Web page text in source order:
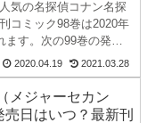
気の名探偵コナン名探
コミック98巻は2020年
す。次の99巻の発売
たいと思います。名探
開はいつ頃？休載はい
査してみた。名探偵コ
2020.04.19 2021.03.28
メジャーセカン
売日はいつ？最新刊